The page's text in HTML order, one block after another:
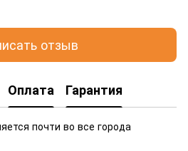
отзыв
Оплата Гарантия
почти во все города